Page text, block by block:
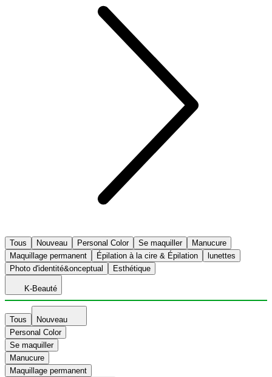
Tous Nouveau Personal Color Se maquiller
Manucure
Maquillage permanent
Épilation à la cire & Épilation
lunettes
Photo d'identité&onceptual
Esthétique
K-Beauté
Tous
Nouveau
Personal Color
Se maquiller
Manucure
Maquillage permanent